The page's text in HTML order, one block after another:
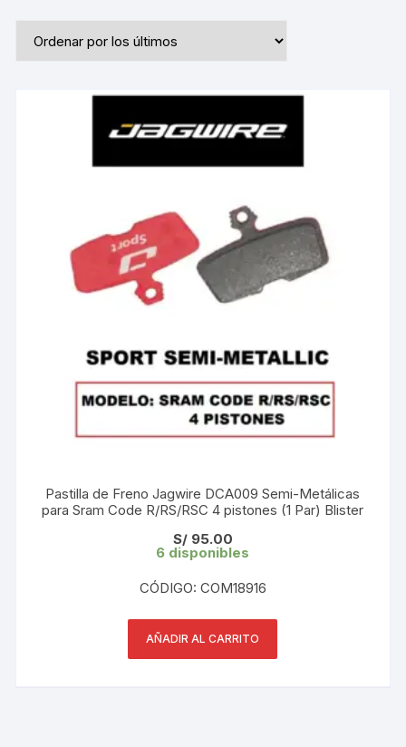
Pastilla de Freno Jagwire DCA009 Semi-Metálicas
para Sram Code R/RS/RSC 4 pistones (1 Par) Blister
S/95.00
6 disponibles
CÓDIGO: COM18916
AÑADIR AL CARRITO